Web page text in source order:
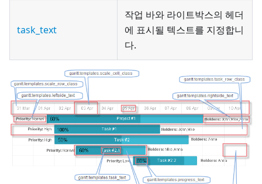
task_text
작업 바와 라이트박스의 헤더
에 표시될 텍스트를 지정합니
다.